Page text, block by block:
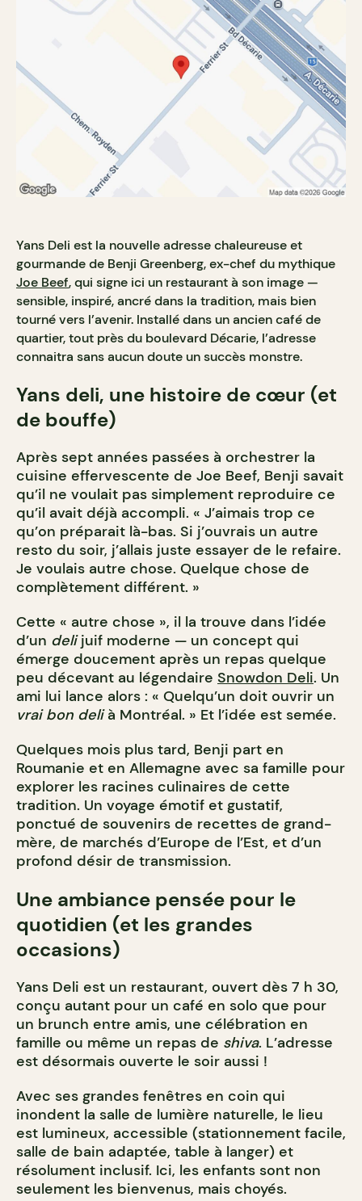
Yans Deli est la nouvelle adresse chaleureuse et
gourmande de Benji Greenberg, ex-chef du mythique
Joe Beef, qui signe ici un restaurant à son image —
sensible, inspiré, ancré dans la tradition, mais bien
tourné vers l’avenir. Installé dans un ancien café de
quartier, tout près du boulevard Décarie, l’adresse
connaitra sans aucun doute un succès monstre.
Yans deli, une histoire de cœur (et
de bouffe)
Après sept années passées à orchestrer la
cuisine effervescente de Joe Beef, Benji savait
qu’il ne voulait pas simplement reproduire ce
qu’il avait déjà accompli. « J’aimais trop ce
qu’on préparait là-bas. Si j’ouvrais un autre
resto du soir, j’allais juste essayer de le refaire.
Je voulais autre chose. Quelque chose de
complètement différent. »
Cette « autre chose », il la trouve dans l’idée
d’un delijuif moderne — un concept qui
émerge doucement après un repas quelque
peu décevant au légendaire Snowdon Deli. Un
ami lui lance alors : « Quelqu’un doit ouvrir un
vrai bon delià Montréal. » Et l’idée est semée.
Quelques mois plus tard, Benji part en
Roumanie et en Allemagne avec sa famille pour
explorer les racines culinaires de cette
tradition. Un voyage émotif et gustatif,
ponctué de souvenirs de recettes de grand-
mère, de marchés d’Europe de l’Est, et d’un
profond désir de transmission.
Une ambiance pensée pour le
quotidien (et les grandes
occasions)
Yans Deli est un restaurant, ouvert dès 7 h 30,
conçu autant pour un café en solo que pour
un brunch entre amis, une célébration en
famille ou même un repas de shiva. L’adresse
est désormais ouverte le soir aussi !
Avec ses grandes fenêtres en coin qui
inondent la salle de lumière naturelle, le lieu
est lumineux, accessible (stationnement facile,
salle de bain adaptée, table à langer) et
résolument inclusif. Ici, les enfants sont non
seulement les bienvenus, mais choyés.